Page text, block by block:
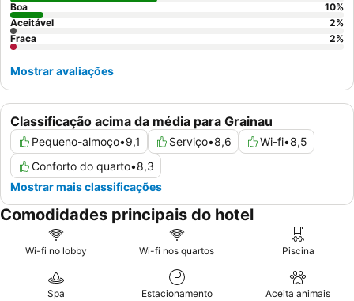
Classificação acima da média para Grainau
Pequeno-almoço•9,1 Serviço•8,6 Wi-fi•8,5
Conforto do quarto•8,3
Mostrar mais classificações
Boa
10%
Aceitável
2%
Fraca
2%
Mostrar avaliações
Comodidades principais do hotel
Wi-fi no lobby Wi-fi nos quartos Piscina
Spa Estacionamento Aceita animais